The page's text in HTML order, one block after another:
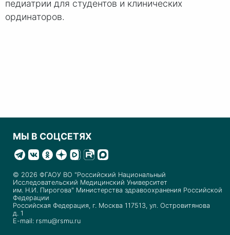
педиатрии для студентов и клинических
ординаторов.
МЫ В СОЦСЕТЯХ
© 2026 ФГАОУ ВО "Российский Национальный
Исследовательский Медицинский Университет
им. Н.И. Пирогова" Министерства здравоохранения Российской
Федерации
Российская Федерация, г. Москва 117513, ул. Островитянова
д. 1
E-mail: rsmu@rsmu.ru